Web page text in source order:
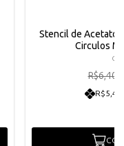
Stencil de Acetato
Circulos
R$6,40
R$5,47